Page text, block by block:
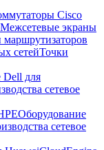
Cisco
Межсетевые экраны
сетейТочки
Dell для
сетевое
Оборудование
сетевое